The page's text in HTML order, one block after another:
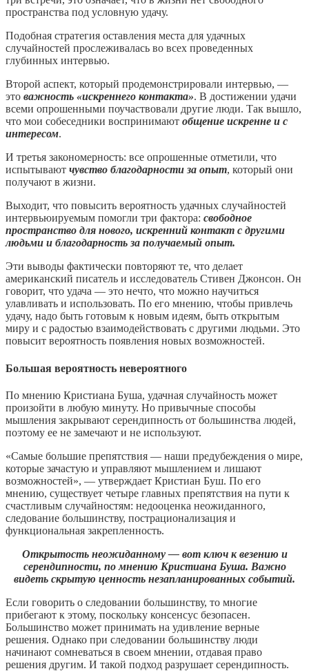
пространства под условную удачу.
Подобная стратегия оставления места для удачных
случайностей прослеживалась во всех проведенных
глубинных интервью.
Второй аспект, который продемонстрировали интервью, —
это важность «искреннего контакта». В достижении удачи
всеми опрошенными поучаствовали другие люди. Так вышло,
что мои собеседники воспринимают общение искренне и с
интересом.
И третья закономерность: все опрошенные отметили, что
испытывают чувство благодарности за опыт, который они
получают в жизни.
Выходит, что повысить вероятность удачных случайностей
интервьюируемым помогли три фактора: свободное
пространство для нового, искренний контакт с другими
людьми и благодарность за получаемый опыт.
Эти выводы фактически повторяют те, что делает
американский писатель и исследователь Стивен Джонсон. Он
говорит, что удача — это нечто, что можно научиться
улавливать и использовать. По его мнению, чтобы привлечь
удачу, надо быть готовым к новым идеям, быть открытым
миру и с радостью взаимодействовать с другими людьми. Это
повысит вероятность появления новых возможностей.
Большая вероятность невероятного
По мнению Кристиана Буша, удачная случайность может
произойти в любую минуту. Но привычные способы
мышления закрывают серендипность от большинства людей,
поэтому ее не замечают и не используют.
«Самые большие препятствия — наши предубеждения о мире,
которые зачастую и управляют мышлением и лишают
возможностей», — утверждает Кристиан Буш. По его
мнению, существует четыре главных препятствия на пути к
счастливым случайностям: недооценка неожиданного,
следование большинству, пострационализация и
функциональная закрепленность.
Открытость неожиданному — вот ключ к везению и
серендипности, по мнению Кристиана Буша. Важно
видеть скрытую ценность незапланированных событий.
Если говорить о следовании большинству, то многие
прибегают к этому, поскольку консенсус безопасен.
Большинство может принимать на удивление верные
решения. Однако при следовании большинству люди
начинают сомневаться в своем мнении, отдавая право
решения другим. И такой подход разрушает серендипность.